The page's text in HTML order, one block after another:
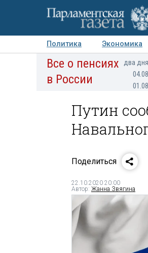
Политика Экономика
Авторы Персоны
Все о пенсиях
в России
два
Путин
Поделиться
22.10.2020 20:00
Автор: Жанна Звягина